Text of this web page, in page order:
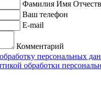
Фамилия Имя
Ваш телефон
E-mail
Комментарий
обработку персональных
обработки